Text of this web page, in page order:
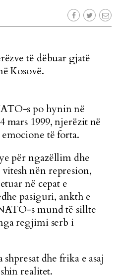
të dëbuar gjatë
Kosovë.
s po hynin në
mars 1999, njerëzit në
të forta.
për ngazëllim dhe
nën represion,
në cepat e
pasiguri, ankth e
s mund të sillte
regjimi serb i
dhe frika e asaj
realitet.